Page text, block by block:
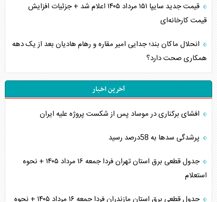
قیمت جدید سایپا ۱۵۱ مرداد ۱۴۰۵ اعلام شد + جزئیات افزایش
قیمت کارخانه‌ای
انحلال ماکان بند؛ جدایی امیر مقاره و رهام هادیان بعد از یک دهه
همکاری صحت دارد؟
آخرین اخبار
افشای برکناری در موساد پس از شکست پروژه علیه ایران
پرشدگی سدها به 58درصد رسید
جدول قطعی برق استان تهران فردا جمعه ۱۶ مرداد ۱۴۰۵ + نحوه
استعلام
جدول قطعی برق استان مازندران فردا جمعه ۱۶ مرداد ۱۴۰۵ + نحوه